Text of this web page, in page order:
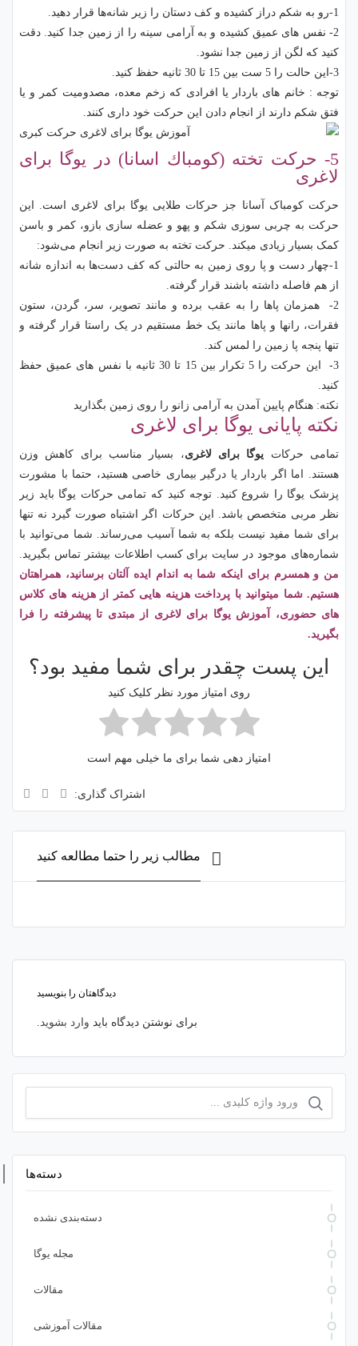
1-رو به شکم دراز کشیده و کف دستان را زیر شانه‌ها قرار دهید.
2- نفس های عمیق کشیده و به آرامی سینه را از زمین جدا کنید. دقت
کنید که لگن از زمین جدا نشود.
3-این حالت را 5 ست بین 15 تا 30 ثانیه حفظ کنید.
توجه : خانم های باردار یا افرادی كه زخم معده، مصدومیت كمر و یا
فتق شکم دارند از انجام دادن این حركت خود داری کنند.
5- حركت تخته (كومباك اسانا) در یوگا برای
لاغری
حرکت کومباک آسانا جز حرکات طلایی یوگا برای لاغری است. این
حرکت به چربی سوزی شکم و پهو و عضله سازی بازو، کمر و باسن
کمک بسیار زیادی میکند. حرکت تخته به صورت زیر انجام می‌شود:
1-چهار دست و پا روی زمین به حالتی که کف دست‌ها به اندازه شانه
از هم فاصله داشته باشند قرار گرفته.
2- همزمان پاها را به عقب برده و مانند تصویر، سر، گردن، ستون
فقرات، رانها و پاها مانند یک خط مستقیم در یک راستا قرار گرفته و
تنها پنجه پا زمین را لمس کند.
3- این حرکت را 5 تکرار بین 15 تا 30 ثانیه با نفس های عمیق حفظ
کنید.
نکته: هنگام پایین آمدن به آرامی زانو را روی زمین بگذارید
نکته پایانی یوگا برای لاغری
تمامی حرکات یوگا برای لاغری، بسیار مناسب برای کاهش وزن
هستند. اما اگر باردار یا درگیر بیماری خاصی هستید، حتما با مشورت
پزشک یوگا را شروع کنید. توجه کنید که تمامی حرکات یوگا باید زیر
نظر مربی متخصص باشد. این حرکات اگر اشتباه صورت گیرد نه تنها
برای شما مفید نیست بلکه به شما آسیب می‌رساند. شما می‌توانید با
شماره‌های موجود در سایت برای کسب اطلاعات بیشتر تماس بگیرید.
من و همسرم برای اینکه شما به اندام ایده آلتان برسانید، همراهتان
هستیم. شما میتوانید با پرداخت هزینه هایی کمتر از هزینه های کلاس
های حضوری، آموزش یوگا برای لاغری از مبتدی تا پیشرفته را فرا
بگیرید.
این پست چقدر برای شما مفید بود؟
روی امتیاز مورد نظر کلیک کنید
امتیاز دهی شما برای ما خیلی مهم است
اشتراک گذاری:
مطالب زیر را حتما مطالعه کنید
دیدگاهتان را بنویسید
برای نوشتن دیدگاه باید وارد بشوید.
دسته‌ها
دسته‌بندی نشده
مجله یوگا
مقالات
مقالات آموزشی